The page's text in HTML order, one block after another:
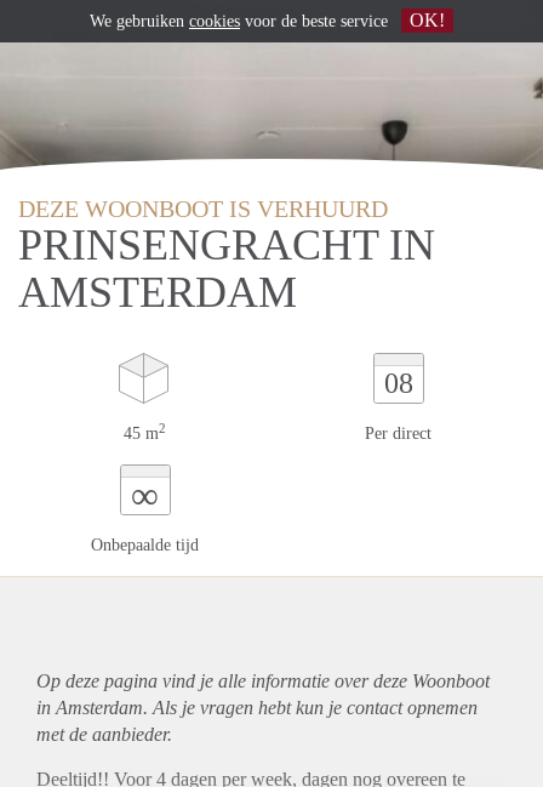
DEZE WOONBOOT IS VERHUURD
PRINSENGRACHT IN
AMSTERDAM
45 m2
08
Per direct
∞
Onbepaalde tijd
Op deze pagina vind je alle informatie over deze Woonboot
in Amsterdam. Als je vragen hebt kun je contact opnemen
met de aanbieder.
Deeltijd!! Voor 4 dagen per week, dagen nog overeen te
We gebruiken cookies voor de beste service OK!